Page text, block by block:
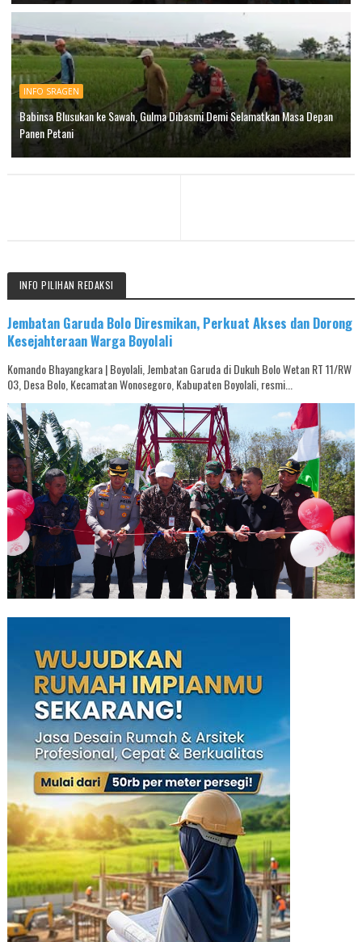
INFO SRAGEN
Babinsa Blusukan ke Sawah, Gulma Dibasmi Demi Selamatkan Masa Depan
Panen Petani
INFO PILIHAN REDAKSI
Jembatan Garuda Bolo Diresmikan, Perkuat Akses dan Dorong
Kesejahteraan Warga Boyolali
Komando Bhayangkara | Boyolali, Jembatan Garuda di Dukuh Bolo Wetan RT 11/RW
03, Desa Bolo, Kecamatan Wonosegoro, Kabupaten Boyolali, resmi...